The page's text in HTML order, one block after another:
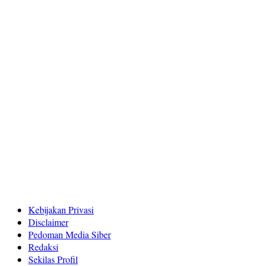
Kebijakan Privasi
Disclaimer
Pedoman Media Siber
Redaksi
Sekilas Profil